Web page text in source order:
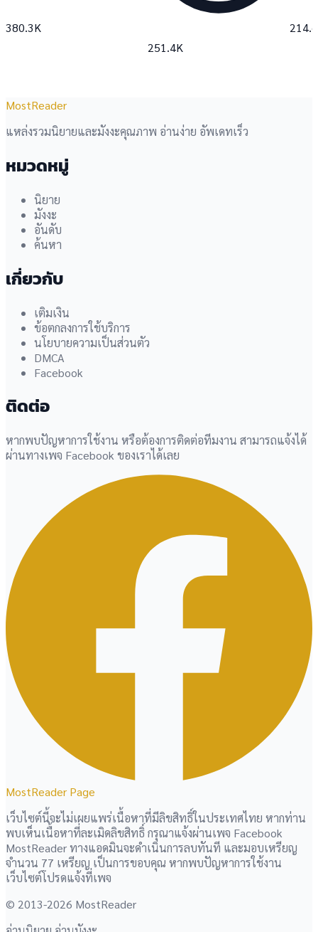
380.3K
251.4K
MostReader
แหล่งรวมนิยายและมังงะคุณภาพ อ่านง่าย อัพเดทเร็ว
หมวดหมู่
นิยาย
มังงะ
อันดับ
ค้นหา
เกี่ยวกับ
เติมเงิน
ข้อตกลงการใช้บริการ
นโยบายความเป็นส่วนตัว
DMCA
Facebook
ติดต่อ
หากพบปัญหาการใช้งาน หรือต้องการติดต่อทีมงาน สามารถแจ้งได้
ผ่านทางเพจ Facebook ของเราได้เลย
MostReader Page
เว็บไซต์นี้จะไม่เผยแพร่เนื้อหาที่มีลิขสิทธิ์ในประเทศไทย หากท่าน
พบเห็นเนื้อหาที่ละเมิดลิขสิทธิ์ กรุณาแจ้งผ่านเพจ Facebook
MostReader ทางแอดมินจะดำเนินการลบทันที และมอบเหรียญ
จำนวน 77 เหรียญ เป็นการขอบคุณ หากพบปัญหาการใช้งาน
เว็บไซต์โปรดแจ้งที่เพจ
© 2013-2026 MostReader